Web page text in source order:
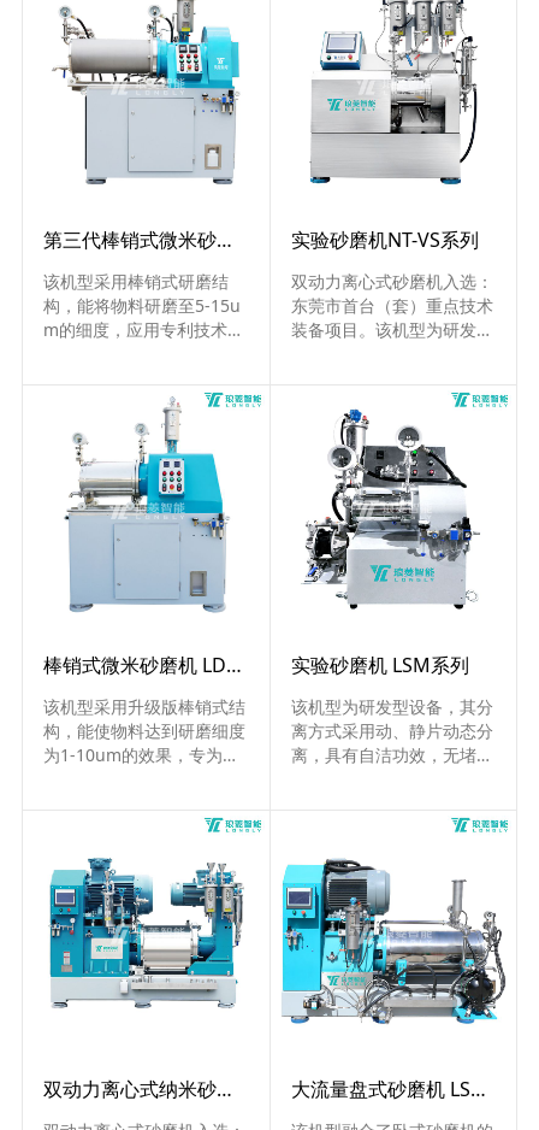
极、喷墨墨水、磷酸铁锂、
氧化锆、隔热涂料、电子陶
瓷、LTC&MLCC、纳米硅、
硅酸锆、磁性材料等行业。
液及液态锂离子电池液。
第三代棒销式微米砂磨机 LDM-C系列
该机型采用棒销式研磨结
构，能将物料研磨至5-15u
m的细度，应用专利技术的
实验砂磨机NT-VS系列
双动力离心式砂磨机入选：
东莞市首台（套）重点技术
装备项目。该机型为研发型
棒销式微米砂磨机 LDM-G系列
该机型采用升级版棒销式结
构，能使物料达到研磨细度
为1-10um的效果，专为高
实验砂磨机 LSM系列
该机型为研发型设备，其分
离方式采用动、静片动态分
离，具有自洁功效，无堵塞
双动力离心式纳米砂磨机 NT-VS系列 大流量盘式砂磨机 LSM系列